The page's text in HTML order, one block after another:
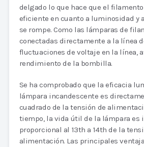
delgado lo que hace que el
eficiente en cuanto a luminosidad y
se rompe. Como las lámparas de
conectadas directamente a la línea
fluctuaciones de voltaje en la línea,
rendimiento de la bombilla.
Se ha comprobado que la eficacia
lámpara incandescente es
cuadrado de la tensión de
tiempo, la vida útil de la lámpara es
proporcional al 13th a 14th de la
alimentación. Las principales